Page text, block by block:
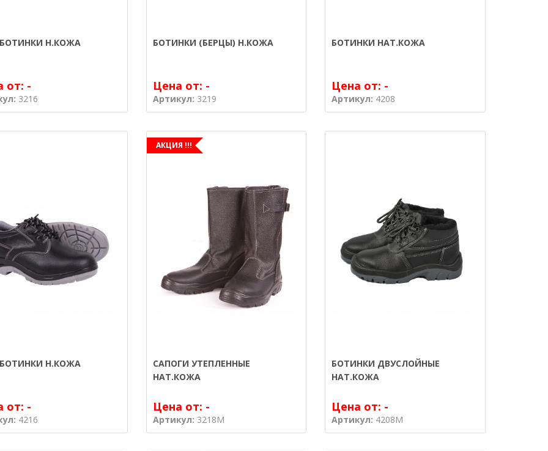
Н.КОЖА
от: -
3216
БОТИНКИ (БЕРЦЫ) Н.КОЖА
Цена от: -
Артикул: 3219
БОТИНКИ НАТ.КОЖА
Цена от: -
Артикул: 4208
Н.КОЖА
от: -
4216
АКЦИЯ !!!
САПОГИ УТЕПЛЕННЫЕ
НАТ.КОЖА
Цена от: -
Артикул: 3218M
БОТИНКИ ДВУСЛОЙНЫЕ
НАТ.КОЖА
Цена от: -
Артикул: 4208M